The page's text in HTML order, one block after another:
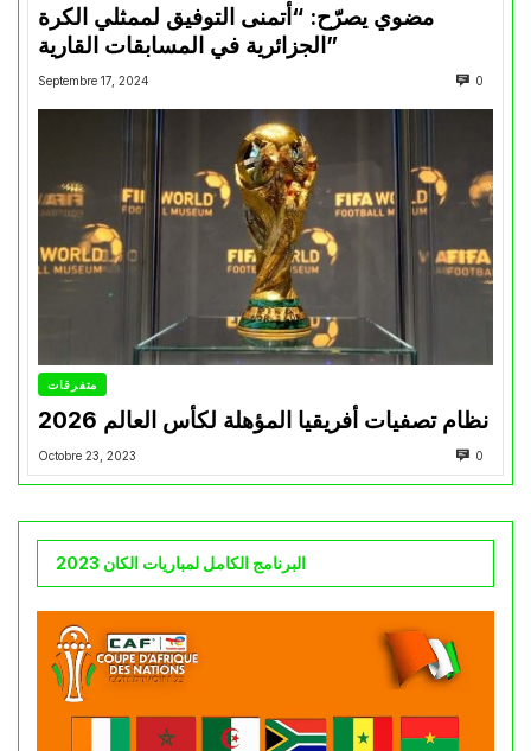
مضوي يصرّح: “أتمنى التوفيق لممثلي الكرة
الجزائرية في المسابقات القارية”
Septembre 17, 2024 0
متفرقات
نظام تصفيات أفريقيا المؤهلة لكأس العالم 2026
Octobre 23, 2023 0
البرنامج الكامل لمباريات الكان 2023